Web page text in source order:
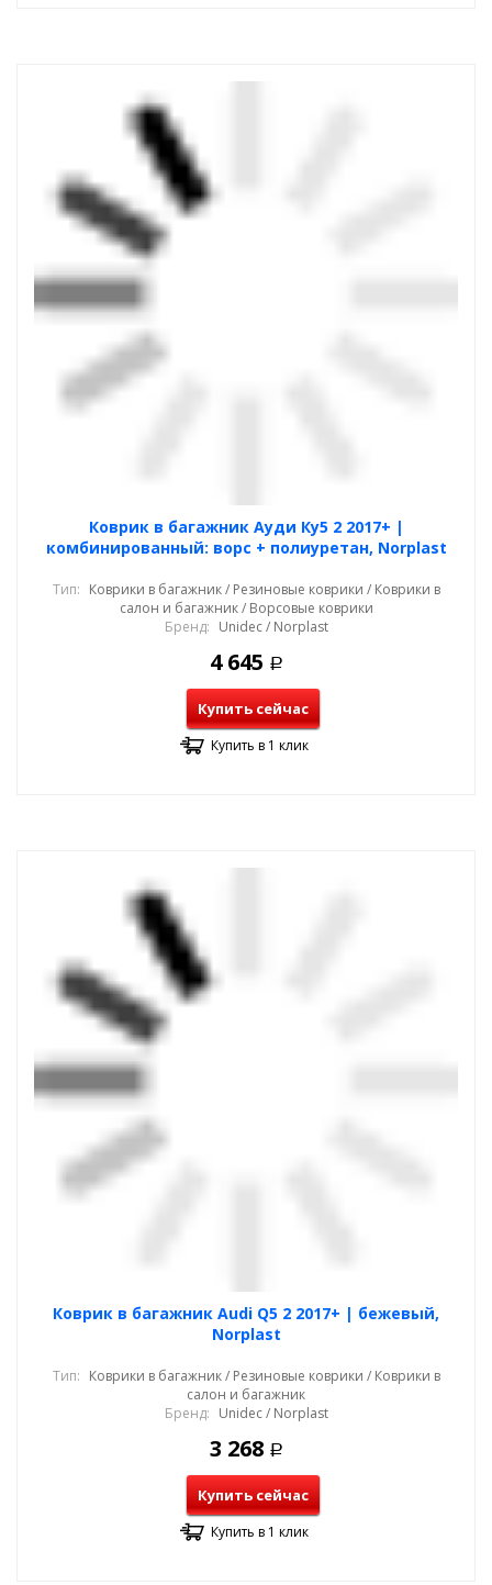
Коврик в багажник Ауди Ку5 2 2017+ |
комбинированный: ворс + полиуретан, Norplast
Тип: Коврики в багажник / Резиновые коврики / Коврики в
салон и багажник / Ворсовые коврики
Бренд: Unidec / Norplast
4 645 Р
Купить сейчас
Купить в 1 клик
Коврик в багажник Audi Q5 2 2017+ | бежевый,
Norplast
Тип: Коврики в багажник / Резиновые коврики / Коврики в
салон и багажник
Бренд: Unidec / Norplast
3 268 Р
Купить сейчас
Купить в 1 клик